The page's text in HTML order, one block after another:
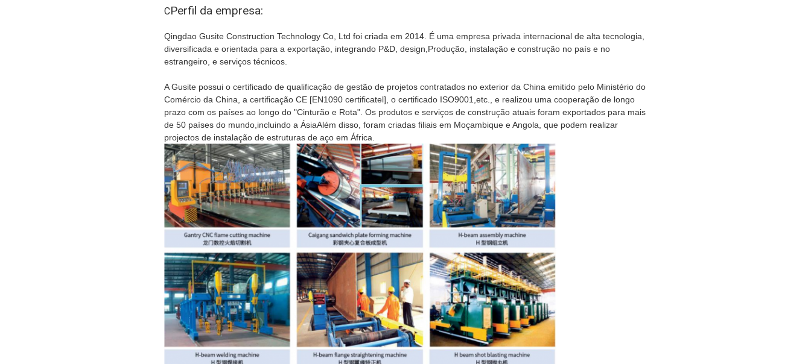
CPerfil da empresa:
Qingdao Gusite Construction Technology Co, Ltd foi criada em 2014. É uma empresa privada internacional de alta tecnologia,
diversificada e orientada para a exportação, integrando P&D, design,Produção, instalação e construção no país e no
estrangeiro, e serviços técnicos.
A Gusite possui o certificado de qualificação de gestão de projetos contratados no exterior da China emitido pelo Ministério do
Comércio da China, a certificação CE [EN1090 certificatel], o certificado ISO9001,etc., e realizou uma cooperação de longo
prazo com os países ao longo do "Cinturão e Rota". Os produtos e serviços de construção atuais foram exportados para mais
de 50 países do mundo,incluindo a ÁsiaAlém disso, foram criadas filiais em Moçambique e Angola, que podem realizar
projectos de instalação de estruturas de aço em África.